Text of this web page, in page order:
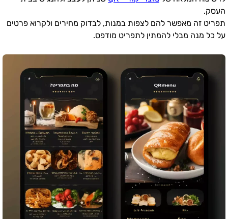
העסק.
תפריט זה מאפשר להם לצפות במנות, לבדוק מחירים ולקרוא פרטים
על כל מנה מבלי להמתין לתפריט מודפס.